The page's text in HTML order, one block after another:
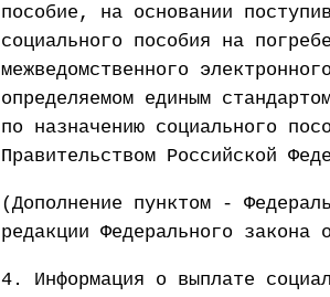
пособие, на основании
социального пособия на
межведомственного
определяемом единым
по назначению социального
Правительством Российской
(Дополнение пунктом -
редакции Федерального
4. Информация о выплате